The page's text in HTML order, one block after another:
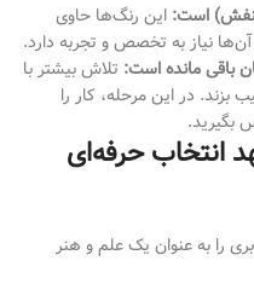
بنفش) است: این رنگ‌ها حاوی
نیاز به تخصص و تجربه دارد.
باقی مانده است: تلاش بیشتر با
در این مرحله، کار را
بگیرید.
انتخاب حرفه‌ای
را به عنوان یک علم و هنر